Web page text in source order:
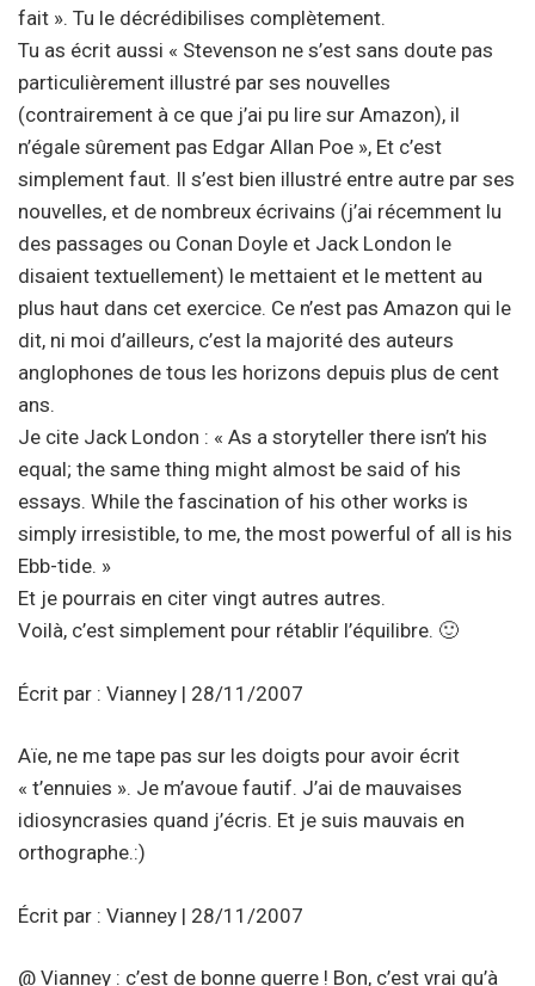
fait ». Tu le décrédibilises complètement.
Tu as écrit aussi « Stevenson ne s’est sans doute pas
particulièrement illustré par ses nouvelles
(contrairement à ce que j’ai pu lire sur Amazon), il
n’égale sûrement pas Edgar Allan Poe », Et c’est
simplement faut. Il s’est bien illustré entre autre par ses
nouvelles, et de nombreux écrivains (j’ai récemment lu
des passages ou Conan Doyle et Jack London le
disaient textuellement) le mettaient et le mettent au
plus haut dans cet exercice. Ce n’est pas Amazon qui le
dit, ni moi d’ailleurs, c’est la majorité des auteurs
anglophones de tous les horizons depuis plus de cent
ans.
Je cite Jack London : « As a storyteller there isn’t his
equal; the same thing might almost be said of his
essays. While the fascination of his other works is
simply irresistible, to me, the most powerful of all is his
Ebb-tide. »
Et je pourrais en citer vingt autres autres.
Voilà, c’est simplement pour rétablir l’équilibre. 🙂
Écrit par : Vianney | 28/11/2007
Aïe, ne me tape pas sur les doigts pour avoir écrit
« t’ennuies ». Je m’avoue fautif. J’ai de mauvaises
idiosyncrasies quand j’écris. Et je suis mauvais en
orthographe.:)
Écrit par : Vianney | 28/11/2007
@ Vianney : c’est de bonne guerre ! Bon, c’est vrai qu’à